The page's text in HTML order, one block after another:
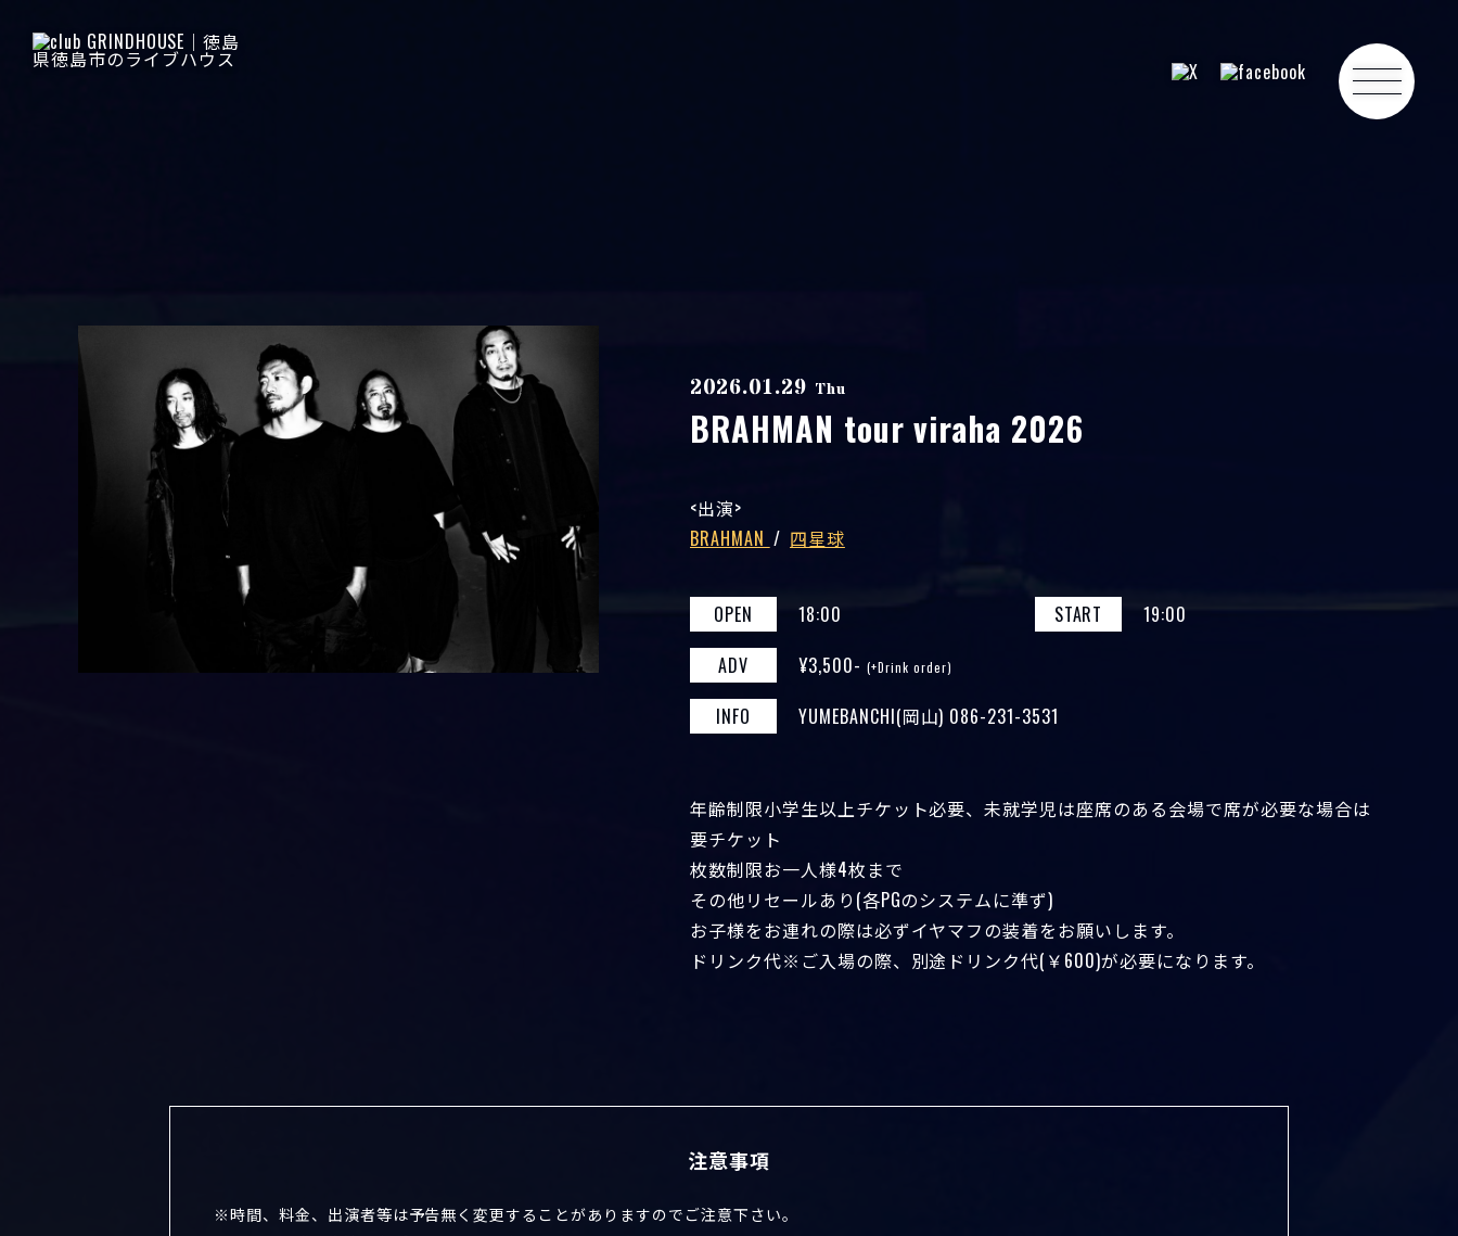
2026.01.29 Thu
BRAHMAN tour viraha 2026
出演
BRAHMAN
四星球
OPEN 18:00 START
19:00
ADV
¥3,500- (+Drink order)
INFO YUMEBANCHI(岡山) 086-231-3531
年齢制限小学生以上チケット必要、未就学児は座席のある会場で席が必要な場合は
要チケット
枚数制限お一人様4枚まで
その他リセールあり(各PGのシステムに準ず)
お子様をお連れの際は必ずイヤマフの装着をお願いします。
ドリンク代※ご入場の際、別途ドリンク代(￥600)が必要になります。
注意事項
時間、料金、出演者等は予告無く変更することがありますのでご注意下さい。